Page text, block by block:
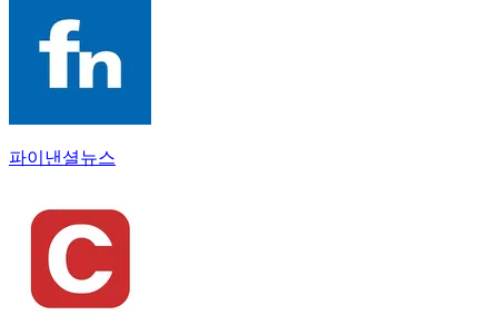
파이낸셜뉴스